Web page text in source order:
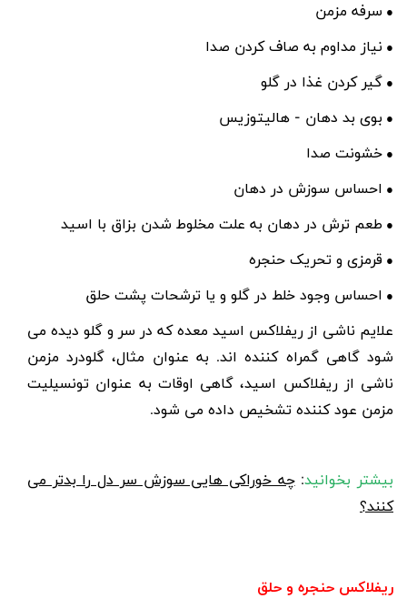
● سرفه مزمن
● نیاز مداوم به صاف کردن صدا
● گیر کردن غذا در گلو
● بوی بد دهان - هالیتوزیس
● خشونت صدا
● احساس سوزش در دهان
● طعم ترش در دهان به علت مخلوط شدن بزاق با اسید
● قرمزی و تحریک حنجره
● احساس وجود خلط در گلو و یا ترشحات پشت حلق
علایم ناشی از ریفلاکس اسید معده که در سر و گلو دیده می
شود گاهی گمراه کننده اند. به عنوان مثال، گلودرد مزمن
ناشی از ریفلاکس اسید، گاهی اوقات به عنوان تونسیلیت
مزمن عود کننده تشخیص داده می شود.
بیشتر بخوانید:چه خوراکی هایی سوزش سر دل را بدتر می
کنند؟
ریفلاکس حنجره و حلق